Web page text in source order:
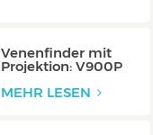
Venenfinder mit
Projektion: V900P
MEHR LESEN